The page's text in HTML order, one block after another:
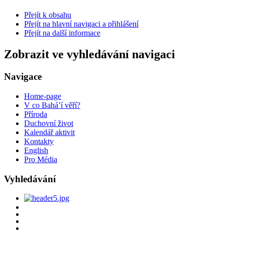
Přejít k obsahu
Přejít na hlavní navigaci a přihlášení
Přejít na další informace
Zobrazit ve vyhledávání navigaci
Navigace
Home-page
V co Bahá’í věří?
Příroda
Duchovní život
Kalendář aktivit
Kontakty
English
Pro Média
Vyhledávání